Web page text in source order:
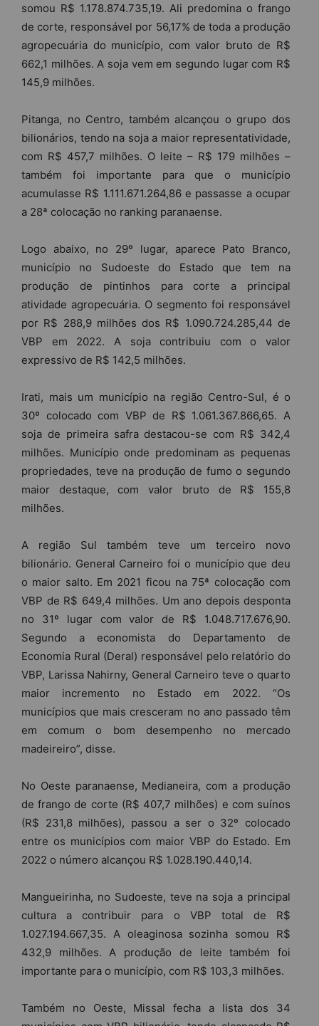
somou R$ 1.178.874.735,19. Ali predomina o frango
de corte, responsável por 56,17% de toda a produção
agropecuária do município, com valor bruto de R$
662,1 milhões. A soja vem em segundo lugar com R$
145,9 milhões.
Pitanga, no Centro, também alcançou o grupo dos
bilionários, tendo na soja a maior representatividade,
com R$ 457,7 milhões. O leite – R$ 179 milhões –
também foi importante para que o município
acumulasse R$ 1.111.671.264,86 e passasse a ocupar
a 28ª colocação no ranking paranaense.
Logo abaixo, no 29º lugar, aparece Pato Branco,
município no Sudoeste do Estado que tem na
produção de pintinhos para corte a principal
atividade agropecuária. O segmento foi responsável
por R$ 288,9 milhões dos R$ 1.090.724.285,44 de
VBP em 2022. A soja contribuiu com o valor
expressivo de R$ 142,5 milhões.
Irati, mais um município na região Centro-Sul, é o
30º colocado com VBP de R$ 1.061.367.866,65. A
soja de primeira safra destacou-se com R$ 342,4
milhões. Município onde predominam as pequenas
propriedades, teve na produção de fumo o segundo
maior destaque, com valor bruto de R$ 155,8
milhões.
A região Sul também teve um terceiro novo
bilionário. General Carneiro foi o município que deu
o maior salto. Em 2021 ficou na 75ª colocação com
VBP de R$ 649,4 milhões. Um ano depois desponta
no 31º lugar com valor de R$ 1.048.717.676,90.
Segundo a economista do Departamento de
Economia Rural (Deral) responsável pelo relatório do
VBP, Larissa Nahirny, General Carneiro teve o quarto
maior incremento no Estado em 2022. “Os
municípios que mais cresceram no ano passado têm
em comum o bom desempenho no mercado
madeireiro”, disse.
No Oeste paranaense, Medianeira, com a produção
de frango de corte (R$ 407,7 milhões) e com suínos
(R$ 231,8 milhões), passou a ser o 32º colocado
entre os municípios com maior VBP do Estado. Em
2022 o número alcançou R$ 1.028.190.440,14.
Mangueirinha, no Sudoeste, teve na soja a principal
cultura a contribuir para o VBP total de R$
1.027.194.667,35. A oleaginosa sozinha somou R$
432,9 milhões. A produção de leite também foi
importante para o município, com R$ 103,3 milhões.
Também no Oeste, Missal fecha a lista dos 34